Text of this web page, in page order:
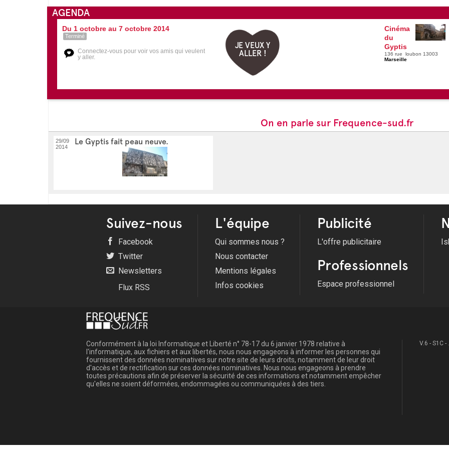
AGENDA
Du 1 octobre au 7 octobre 2014
Terminé
Connectez-vous pour voir vos amis qui veulent
y aller.
JE VEUX Y
ALLER !
Cinéma
du
Gyptis
136 rue loubon 13003
Marseille
On en parle sur Frequence-sud.fr
29/09
2014
Le Gyptis fait peau neuve.
Suivez-nous
Facebook
Twitter
Newsletters
Flux RSS
L'équipe
Qui sommes nous ?
Nous contacter
Mentions légales
Infos cookies
Publicité
L'offre publicitaire
Professionnels
Espace professionnel
Conformément à la loi Informatique et Liberté n° 78-17 du 6 janvier 1978 relative à
l'informatique, aux fichiers et aux libertés, nous nous engageons à informer les personnes qui
fournissent des données nominatives sur notre site de leurs droits, notamment de leur droit
d'accès et de rectification sur ces données nominatives. Nous nous engageons à prendre
toutes précautions afin de préserver la sécurité de ces informations et notamment empêcher
qu'elles ne soient déformées, endommagées ou communiquées à des tiers.
V.6 - S1C